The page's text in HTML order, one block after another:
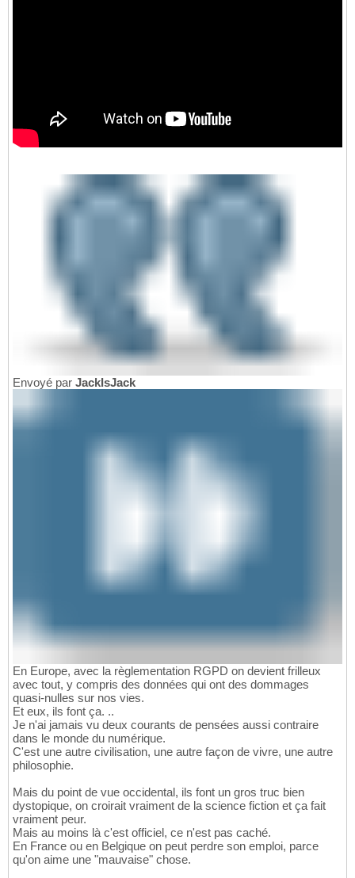
Envoyé par JackIsJack
En Europe, avec la règlementation RGPD on devient frilleux
avec tout, y compris des données qui ont des dommages
quasi-nulles sur nos vies.
Et eux, ils font ça. ..
Je n'ai jamais vu deux courants de pensées aussi contraire
dans le monde du numérique.
C'est une autre civilisation, une autre façon de vivre, une autre
philosophie.
Mais du point de vue occidental, ils font un gros truc bien
dystopique, on croirait vraiment de la science fiction et ça fait
vraiment peur.
Mais au moins là c'est officiel, ce n'est pas caché.
En France ou en Belgique on peut perdre son emploi, parce
qu'on aime une "mauvaise" chose.